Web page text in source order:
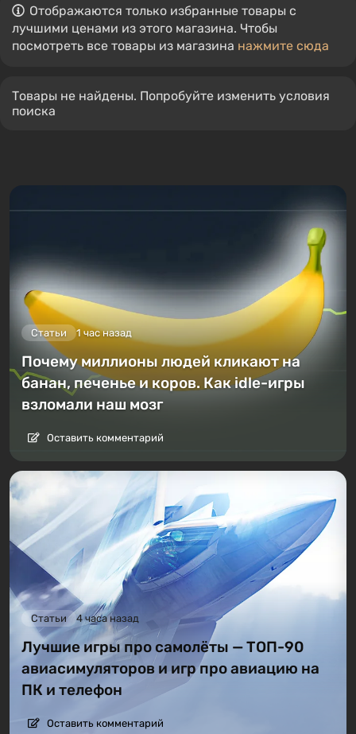
Отображаются только избранные товары с
лучшими ценами из этого магазина. Чтобы
посмотреть все товары из магазина нажмите сюда
Товары не найдены. Попробуйте изменить условия
поиска
Статьи 1 час назад
Почему миллионы людей кликают на
банан, печенье и коров. Как idle-игры
взломали наш мозг
Оставить комментарий
Статьи 4 часа назад
Лучшие игры про самолёты — ТОП-90
авиасимуляторов и игр про авиацию на
ПК и телефон
Оставить комментарий